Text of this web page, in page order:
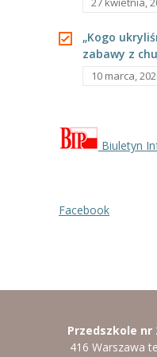
„Kogo
zabawy z
10 marca,
Biuletyn
Facebook
Przedszkole nr
416 Warszawa